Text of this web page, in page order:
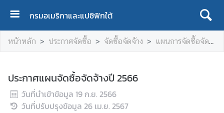
กรมอเมริกาและแปซิฟิกใต้
ห
น้
ร
ก
หน้าหลัก ประกาศจัดซื้อ จัดซื้อจัดจ้าง แผนการจัดซื้อจัดจ้าง
ประกาศแผนจัดซื้อจัดจ้างปี 2566
วันที่นำเข้าข้อมูล 19 ก.ย. 2566
วันที่ปรับปรุงข้อมูล 26 เม.ย. 2567